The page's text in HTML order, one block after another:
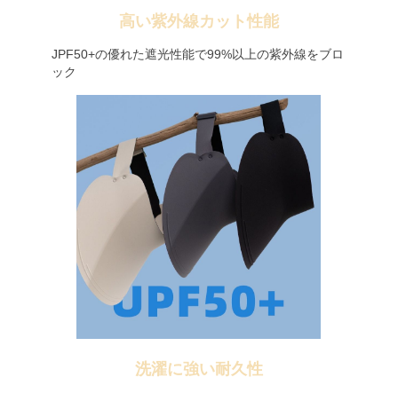
高い紫外線カット性能
JPF50+の優れた遮光性能で99%以上の紫外線をブロ
ック
洗濯に強い耐久性